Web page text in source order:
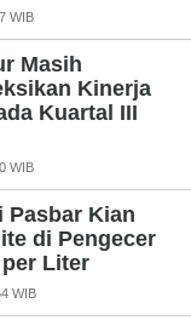
WIB
Masih
Kinerja
Kuartal III
WIB
Pasbar Kian
di Pengecer
Liter
WIB